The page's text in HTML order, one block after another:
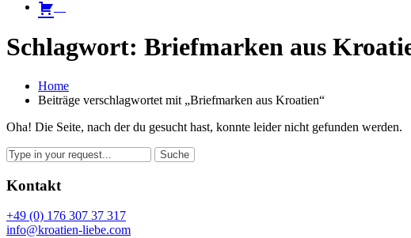
Schlagwort: Briefmarken aus
Home
Beiträge verschlagwortet mit „Briefmarken aus Kroatien“
Oha! Die Seite, nach der du gesucht hast, konnte leider nicht gefunden werden.
Kontakt
+49 (0) 176 307 37 317
info@kroatien-liebe.com